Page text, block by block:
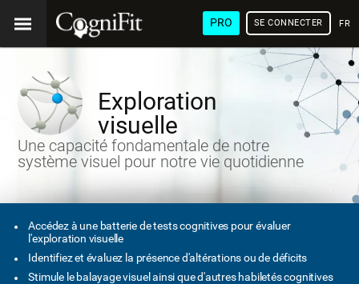
PRO SE CONNECTER
Exploration
visuelle
Une capacité fondamentale de notre
système visuel pour notre vie quotidienne
Accédez à une batterie de tests cognitives pour évaluer
l'exploration visuelle
Identifiez et évaluez la présence d'altérations ou de déficits
Stimule le balayage visuel ainsi que d'autres habiletés cognitives